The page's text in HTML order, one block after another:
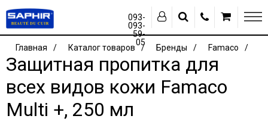
093-
093-
59-
05
Главная Каталог товаров Бренды Famaco
Защитная пропитка для
всех видов кожи Famaco
Multi +, 250 мл